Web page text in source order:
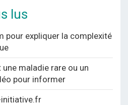
lus
pour expliquer la complexité
une maladie rare ou un
pour informer
initiative.fr